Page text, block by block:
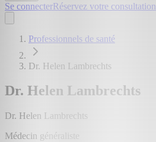
Se connecterRéservez votre consultation
Professionnels de santé
Dr. Helen Lambrechts
Dr. Helen Lambrechts
Dr. Helen Lambrechts
Médecin généraliste